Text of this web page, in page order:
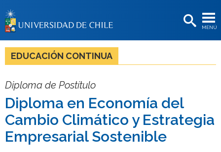
MENÚ
BIBLIOTECAS
LA UNIVERSIDAD
Estudiantes
Académicas/os
Funcionarias/os
EDUCACIÓN CONTINUA
Diploma de Postítulo
Diploma en Economía del
Cambio Climático y Estrategia
Empresarial Sostenible